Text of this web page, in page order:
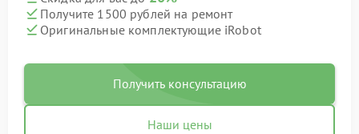
Получите 1500 рублей на ремонт
Оригинальные комплектующие iRobot
Получить консультацию
Наши цены